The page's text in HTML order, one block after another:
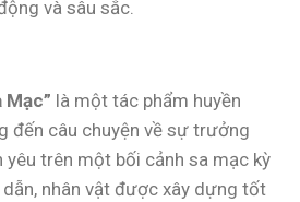
và sâu sắc.
Mạc” là một tác phẩm huyền
đến câu chuyện về sự trưởng
yêu trên một bối cảnh sa mạc kỳ
nhân vật được xây dựng tốt